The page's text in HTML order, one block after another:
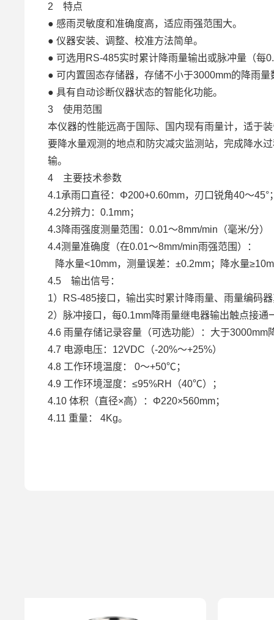
2 特点
● 感雨灵敏度和准确度高，适应雨强范围大。
● 仪器安装、调整、校准方法简单。
● 可选用RS-485实时累计降雨量输出或脉冲量（每
● 可内置固态存储器，存储不小于3000mm的降雨量
● 具有自动诊断仪器状态的智能化功能。
3 使用范围
本仪器的性能远高于国际、国内现有雨量计，适于
要降水量观测的地点和防灾减灾监测站，完成降水
输。
4 主要技术参数
4.1承雨口直径：Φ200+0.60mm，刃口锐角40～45°
4.2分辨力：0.1mm；
4.3降雨强度测量范围：0.01～8mm/min（毫米/分）
4.4测量准确度（在0.01～8mm/min雨强范围）：
降水量<10mm，测量误差：±0.2mm；降水量
4.5 输出信号：
1）RS-485接口，输出实时累计降雨量、雨量编码
2）脉冲接口，每0.1mm降雨量继电器输出触点接通
4.6 雨量存储记录容量（可选功能）：大于3000mm
4.7 电源电压：12VDC（-20%～+25%）
4.8 工作环境温度： 0～+50℃；
4.9 工作环境湿度：≤95%RH（40℃）；
4.10 体积（直径×高）：Φ220×560mm；
4.11 重量： 4Kg。